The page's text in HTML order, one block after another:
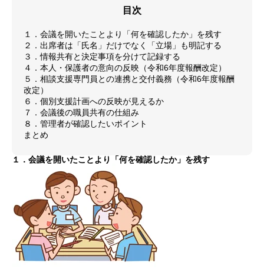
目次
１．会議を開いたことより「何を確認したか」を残す
２．出席者は「氏名」だけでなく「立場」も明記する
３．情報共有と決定事項を分けて記録する
４．本人・保護者の意向の反映（令和6年度報酬改定）
５．相談支援専門員との連携と交付義務（令和6年度報酬
改定）
６．個別支援計画への反映が見えるか
７．会議後の職員共有の仕組み
８．管理者が確認したいポイント
まとめ
１．会議を開いたことより「何を確認したか」を残す